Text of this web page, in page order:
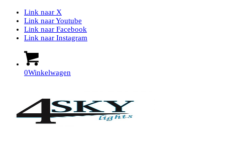
Link naar X
Link naar Youtube
Link naar Facebook
Link naar Instagram
0Winkelwagen